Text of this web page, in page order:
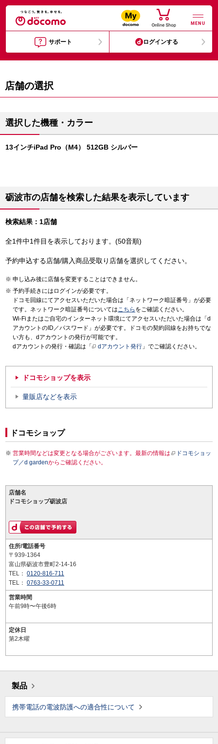
MENU
サポート ログインする
店舗の選択
選択した機種・カラー
13インチiPad Pro（M4） 512GB シルバー
砺波市の店舗を検索した結果を表示しています
検索結果：1店舗
全1件中1件目を表示しております。(50音順)
予約申込する店舗/購入商品受取り店舗を選択してください。
申し込み後に店舗を変更することはできません。
予約手続きにはログインが必要です。
ドコモ回線にてアクセスいただいた場合は「ネットワーク暗証番号」が必要
です。ネットワーク暗証番号についてはこちら をご確認ください。
Wi-Fiまたはご自宅のインターネット環境にてアクセスいただいた場合は「d
アカウントのID／パスワード」が必要です。ドコモの契約回線をお持ちでな
い方も、dアカウントの発行が可能です。
dアカウントの発行・確認は「
dアカウント発行 」でご確認ください。
ドコモショップを表示
量販店などを表示
ドコモショップ
営業時間などは変更となる場合がございます。最新の情報は
ドコモショッ
プ／d gardenからご確認ください。
店舗名
ドコモショップ砺波店
住所/電話番号
〒939-1364
富山県砺波市豊町2-14-16
TEL： 0120-816-711
TEL： 0763-33-0711
営業時間
午前9時〜午後6時
定休日
第2木曜
製品
携帯電話の電波防護への適合性について